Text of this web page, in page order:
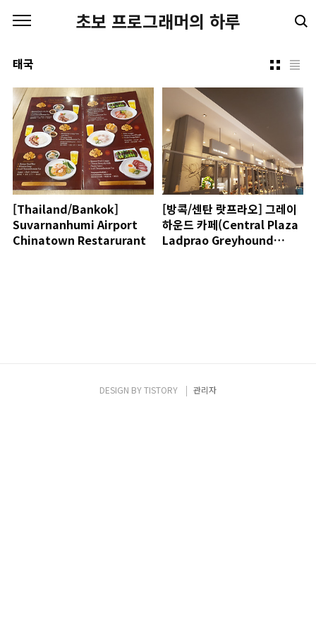
초보 프로그래머의 하루
태국
[Thailand/Bankok]
Suvarnanhumi Airport
Chinatown Restarurant
[방콕/센탄 랏프라오] 그레이
하운드 카페(Central Plaza
Ladprao Greyhound
DESIGN BYTISTORY 관리자